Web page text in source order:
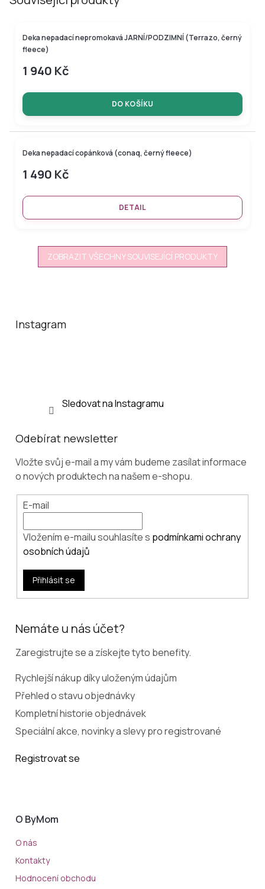
Deka nepadací nepromokavá JARNÍ/PODZIMNÍ (Terrazo, černý
fleece)
1 940 Kč
DO KOŠÍKU
Deka nepadací copánková (conaq, černý fleece)
1 490 Kč
DETAIL
ZOBRAZIT VŠECHNY SOUVISEJÍCÍ PRODUKTY
Instagram
Sledovat na Instagramu
Odebírat newsletter
Vložte svůj e-mail a my vám budeme zasílat informace
o nových produktech na našem e-shopu.
E-mail
Vložením e-mailu souhlasíte s podmínkami ochrany
osobních údajů
Přihlásit se
Nemáte u nás účet?
Zaregistrujte se a získejte tyto benefity.
Rychlejší nákup díky uloženým údajům
Přehled o stavu objednávky
Kompletní historie objednávek
Speciální akce, novinky a slevy pro registrované
Registrovat se
O ByMom
O nás
Kontakty
Hodnocení obchodu